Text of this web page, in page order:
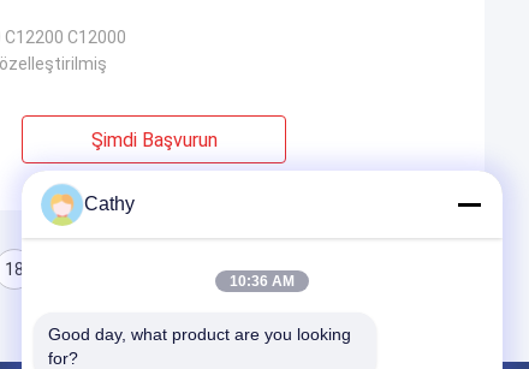
C12000
Şimdi Başvurun
18
Cathy
10:36 AM
Good day, what product are you looking
for?